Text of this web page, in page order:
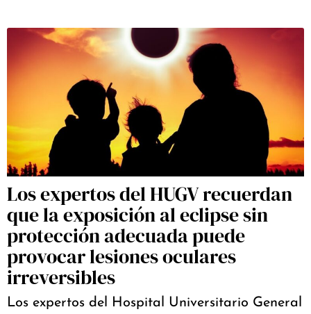
Los expertos del HUGV recuerdan
que la exposición al eclipse sin
protección adecuada puede
provocar lesiones oculares
irreversibles
Los expertos del Hospital Universitario General